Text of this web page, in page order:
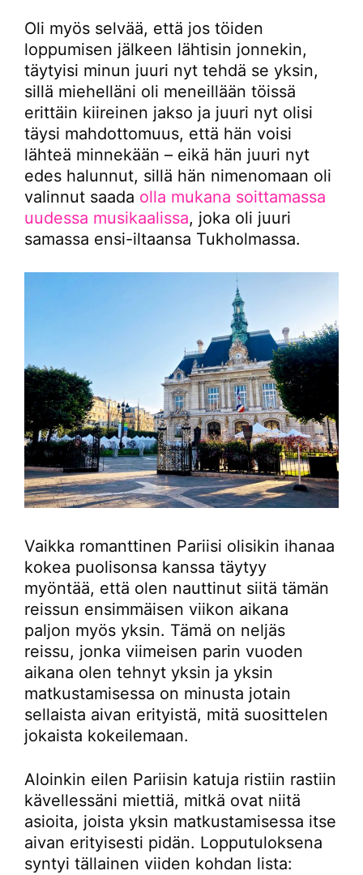
Oli myös selvää, että jos töiden
loppumisen jälkeen lähtisin jonnekin,
täytyisi minun juuri nyt tehdä se yksin,
sillä miehelläni oli meneillään töissä
erittäin kiireinen jakso ja juuri nyt olisi
täysi mahdottomuus, että hän voisi
lähteä minnekään – eikä hän juuri nyt
edes halunnut, sillä hän nimenomaan oli
valinnut saada olla mukana soittamassa
uudessa musikaalissa, joka oli juuri
samassa ensi-iltaansa Tukholmassa.
Vaikka romanttinen Pariisi olisikin ihanaa
kokea puolisonsa kanssa täytyy
myöntää, että olen nauttinut siitä tämän
reissun ensimmäisen viikon aikana
paljon myös yksin. Tämä on neljäs
reissu, jonka viimeisen parin vuoden
aikana olen tehnyt yksin ja yksin
matkustamisessa on minusta jotain
sellaista aivan erityistä, mitä suosittelen
jokaista kokeilemaan.
Aloinkin eilen Pariisin katuja ristiin rastiin
kävellessäni miettiä, mitkä ovat niitä
asioita, joista yksin matkustamisessa itse
aivan erityisesti pidän. Lopputuloksena
syntyi tällainen viiden kohdan lista: